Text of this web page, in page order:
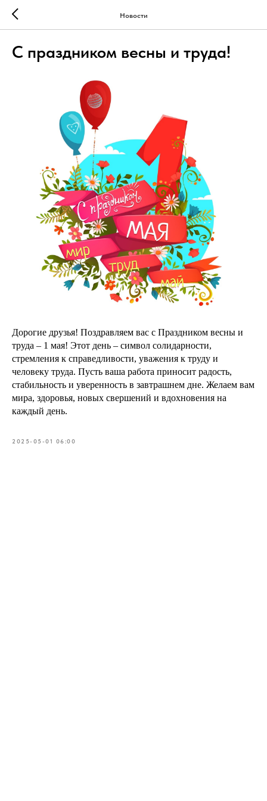
Новости
С праздником весны и труда!
Дорогие друзья! Поздравляем вас с Праздником весны и
труда – 1 мая! Этот день – символ солидарности,
стремления к справедливости, уважения к труду и
человеку труда. Пусть ваша работа приносит радость,
стабильность и уверенность в завтрашнем дне. Желаем вам
мира, здоровья, новых свершений и вдохновения на
каждый день.
2025-05-01 06:00